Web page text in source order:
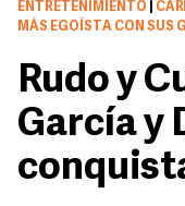
ENTRETENIMIENTO
MÁS EGOÍSTA CON SUS
Rudo y
García y